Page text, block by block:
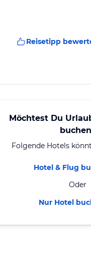
Reisetipp
Möchtest Du
Folgende Hotels
Hotel & Flug
Oder
Nur Hotel